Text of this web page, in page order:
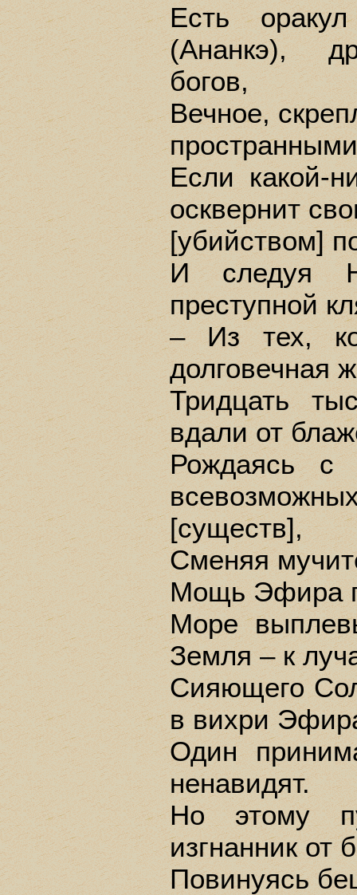
Есть
(Ананкэ),
богов,
Вечное,
Если какой-
осквернит
[убийством]
И следуя
преступной
– Из тех,
долговечная
Тридцать
вдали от
Рождаясь с
[существ],
Сменяя
Мощь Эфира
Море
Земля – к
Сияющего
в вихри
Один
ненавидят.
Но этому
изгнанник от
Повинуясь